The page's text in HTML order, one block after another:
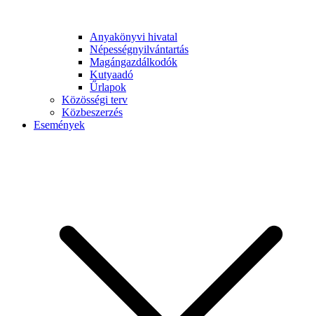
Anyakönyvi hivatal
Népességnyilvántartás
Magángazdálkodók
Kutyaadó
Űrlapok
Közösségi terv
Közbeszerzés
Események